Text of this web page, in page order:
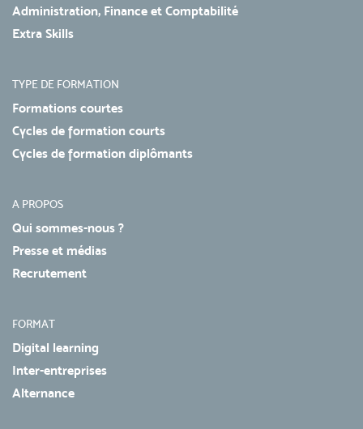
Administration, Finance et Comptabilité
Extra Skills
TYPE DE FORMATION
Formations courtes
Cycles de formation courts
Cycles de formation diplômants
A PROPOS
Qui sommes-nous ?
Presse et médias
Recrutement
FORMAT
Digital learning
Inter-entreprises
Alternance